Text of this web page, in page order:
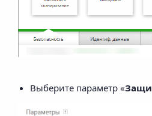
Выберите параметр «